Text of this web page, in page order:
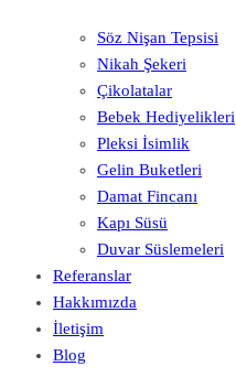
Söz Nişan Tepsisi
Nikah Şekeri
Çikolatalar
Bebek Hediyelikleri
Pleksi İsimlik
Gelin Buketleri
Damat Fincanı
Kapı Süsü
Duvar Süslemeleri
Referanslar
Hakkımızda
İletişim
Blog